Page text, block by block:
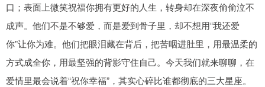
口；表面上微笑祝福你拥有更好的人生，转身却在深夜偷偷泣不
成声。他们不是不够爱，而是爱到骨子里，却不想用“我还爱
你”让你为难。他们把眼泪藏在背后，把苦咽进肚里，用最温柔的
方式成全你，用最坚强的背影守住自己。今天我们就来聊聊，在
爱情里最会说着“祝你幸福”，其实心碎比谁都彻底的三大星座。